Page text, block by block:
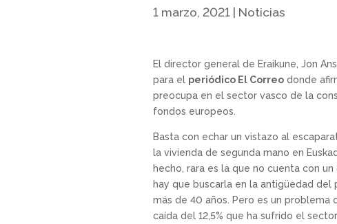
1 marzo, 2021 | Noticias
El director general de Eraikune, Jon
para el periódico El Correo donde
preocupa en el sector vasco de la
fondos europeos.
Basta con echar un vistazo al
la vivienda de segunda mano en
hecho, rara es la que no cuenta con
hay que buscarla en la antigüedad del
más de 40 años. Pero es un problema
caída del 12,5% que ha sufrido el